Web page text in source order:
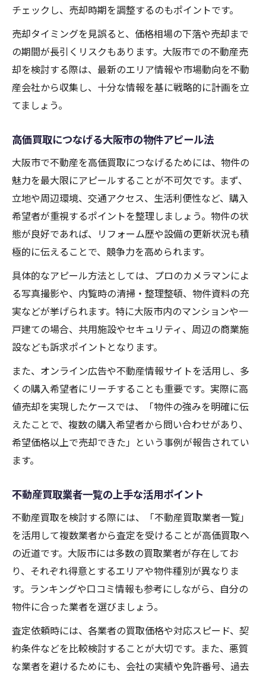
チェックし、売却時期を調整するのもポイントです。
売却タイミングを見誤ると、価格相場の下落や売却まで
の期間が長引くリスクもあります。大阪市での不動産売
却を検討する際は、最新のエリア情報や市場動向を不動
産会社から収集し、十分な情報を基に戦略的に計画を立
てましょう。
高価買取につなげる大阪市の物件アピール法
大阪市で不動産を高価買取につなげるためには、物件の
魅力を最大限にアピールすることが不可欠です。まず、
立地や周辺環境、交通アクセス、生活利便性など、購入
希望者が重視するポイントを整理しましょう。物件の状
態が良好であれば、リフォーム歴や設備の更新状況も積
極的に伝えることで、競争力を高められます。
具体的なアピール方法としては、プロのカメラマンによ
る写真撮影や、内覧時の清掃・整理整頓、物件資料の充
実などが挙げられます。特に大阪市内のマンションや一
戸建ての場合、共用施設やセキュリティ、周辺の商業施
設なども訴求ポイントとなります。
また、オンライン広告や不動産情報サイトを活用し、多
くの購入希望者にリーチすることも重要です。実際に高
値売却を実現したケースでは、「物件の強みを明確に伝
えたことで、複数の購入希望者から問い合わせがあり、
希望価格以上で売却できた」という事例が報告されてい
ます。
不動産買取業者一覧の上手な活用ポイント
不動産買取を検討する際には、「不動産買取業者一覧」
を活用して複数業者から査定を受けることが高価買取へ
の近道です。大阪市には多数の買取業者が存在してお
り、それぞれ得意とするエリアや物件種別が異なりま
す。ランキングや口コミ情報も参考にしながら、自分の
物件に合った業者を選びましょう。
査定依頼時には、各業者の買取価格や対応スピード、契
約条件などを比較検討することが大切です。また、悪質
な業者を避けるためにも、会社の実績や免許番号、過去